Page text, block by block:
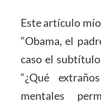
Este artículo
“Obama, el
caso el
“¿Qué
mentales